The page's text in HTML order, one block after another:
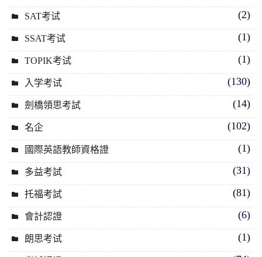
SAT考试 (2)
SSAT考试 (1)
TOPIK考试 (1)
入学考试 (130)
劍橋領思考試 (14)
名企 (102)
國際英語教師資格證 (1)
多益考試 (31)
托福考試 (81)
會計認證 (6)
朗思考试 (1)